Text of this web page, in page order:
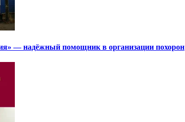
— надёжный помощник в организации похорон